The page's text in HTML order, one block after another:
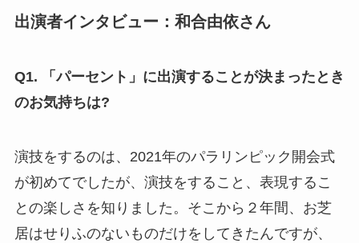
出演者インタビュー：和合由依さん
Q1. 「パーセント」に出演することが決まったとき
のお気持ちは?
演技をするのは、2021年のパラリンピック開会式
が初めてでしたが、演技をすること、表現するこ
との楽しさを知りました。そこから２年間、お芝
居はせりふのないものだけをしてきたんですが、